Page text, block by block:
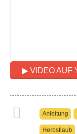
▶ VIDEO AUF
Anleitung
Herbstlaub